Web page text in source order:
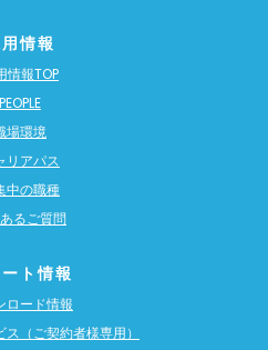
情報
情報TOP
PEOPLE
場環境
リアパス
中の職種
るご質問
ト情報
ロード情報
（ご契約者様専用）